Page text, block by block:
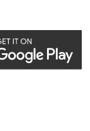
Зазимье